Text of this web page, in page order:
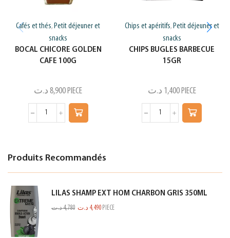
Cafés et thés, Petit déjeuner et
snacks
BOCAL CHICORE GOLDEN
CAFE 100G
8,900 د.ت PIECE
Chips et apéritifs, Petit déjeuner et
snacks
CHIPS BUGLES BARBECUE
15GR
1,400 د.ت PIECE
Produits Recommandés
LILAS SHAMP EXT HOM CHARBON GRIS 350ML
4,780د.ت 4,490 د.ت PIECE